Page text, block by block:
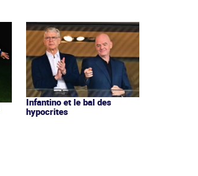
Infantino et le bal des
hypocrites